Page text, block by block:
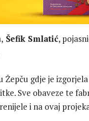
Šefik Smlatić,
Žepču gdje je
Sve obaveze te
i na ovaj